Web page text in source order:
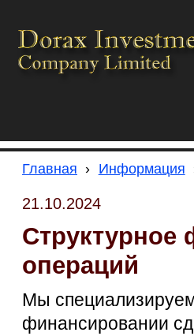
Главная › Информация
21.10.2024
Структурное
операций
Мы
финансировании